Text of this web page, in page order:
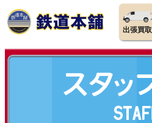
出張買取